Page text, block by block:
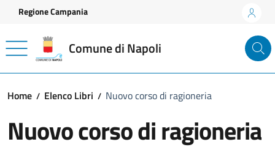
Vai ai contenuti
Vai al footer
Regione Campania
Comune di Napoli
Home Elenco Libri Nuovo corso di ragioneria
Nuovo corso di ragioneria